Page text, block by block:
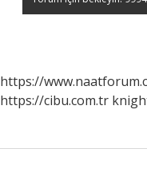
https://
https://cibu.com.tr